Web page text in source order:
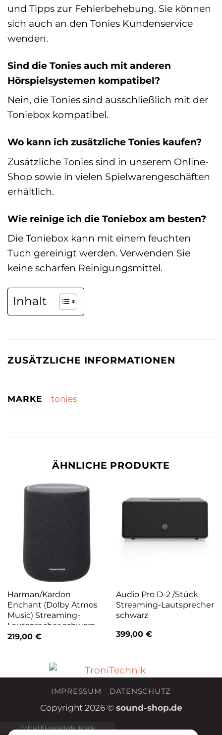
und Tipps zur Fehlerbehebung. Sie können
sich auch an den Tonies Kundenservice
wenden.
Sind die Tonies auch mit anderen
Hörspielsystemen kompatibel?
Nein, die Tonies sind ausschließlich mit der
Toniebox kompatibel.
Wo kann ich zusätzliche Tonies kaufen?
Zusätzliche Tonies sind in unserem Online-
Shop sowie in vielen Spielwarengeschäften
erhältlich.
Wie reinige ich die Toniebox am besten?
Die Toniebox kann mit einem feuchten
Tuch gereinigt werden. Verwenden Sie
keine scharfen Reinigungsmittel.
Inhalt
ZUSÄTZLICHE INFORMATIONEN
MARKE tonies
ÄHNLICHE PRODUKTE
Harman/Kardon
Enchant (Dolby Atmos
Music) Streaming-
Lautsprecher schwarz
219,00 €
Audio Pro D-2 /Stück
Streaming-Lautsprecher
schwarz
399,00 €
IMPRESSUM DATENSCHUTZ
Copyright 2026 © sound-shop.de